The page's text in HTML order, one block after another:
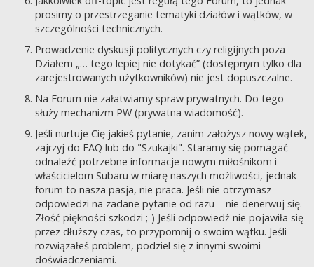
prosimy o przestrzeganie tematyki działów i wątków, w
szczególności technicznych.
Prowadzenie dyskusji politycznych czy religijnych poza
Działem „… tego lepiej nie dotykać” (dostępnym tylko dla
zarejestrowanych użytkowników) nie jest dopuszczalne.
Na Forum nie załatwiamy spraw prywatnych. Do tego
służy mechanizm PW (prywatna wiadomość).
Jeśli nurtuje Cię jakieś pytanie, zanim założysz nowy wątek,
zajrzyj do FAQ lub do "Szukajki". Staramy się pomagać
odnaleźć potrzebne informacje nowym miłośnikom i
właścicielom Subaru w miarę naszych możliwości, jednak
forum to nasza pasja, nie praca. Jeśli nie otrzymasz
odpowiedzi na zadane pytanie od razu – nie denerwuj się.
Złość piękności szkodzi ;-) Jeśli odpowiedź nie pojawiła się
przez dłuższy czas, to przypomnij o swoim wątku. Jeśli
rozwiązałeś problem, podziel się z innymi swoimi
doświadczeniami.